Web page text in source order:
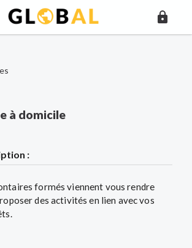
à domicile
:
formés viennent vous rendre
des activités en lien avec vos